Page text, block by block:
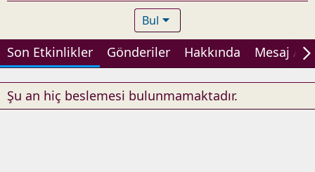
Bul
Son Etkinlikler Gönderiler Hakkında Mesaj
Şu an hiç beslemesi bulunmamaktadır.